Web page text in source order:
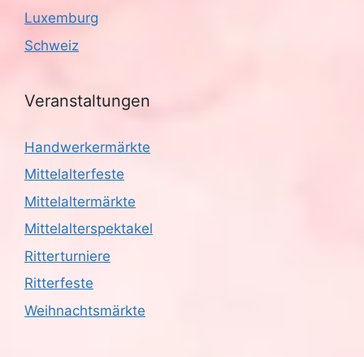
Luxemburg
Schweiz
Veranstaltungen
Handwerkermärkte
Mittelalterfeste
Mittelaltermärkte
Mittelalterspektakel
Ritterturniere
Ritterfeste
Weihnachtsmärkte